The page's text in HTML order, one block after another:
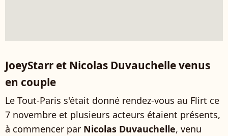
JoeyStarr et Nicolas Duvauchelle venus
en couple
Le Tout-Paris s'était donné rendez-vous au Flirt ce
7 novembre et plusieurs acteurs étaient présents,
à commencer par Nicolas Duvauchelle, venu